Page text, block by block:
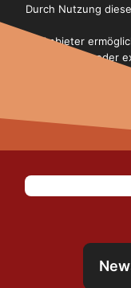
Durch Nutzung
Einige Anbieter
oder